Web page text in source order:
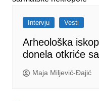
Intervju Vesti
Arheološka
donela otkriće
Maja Miljević-Đajić